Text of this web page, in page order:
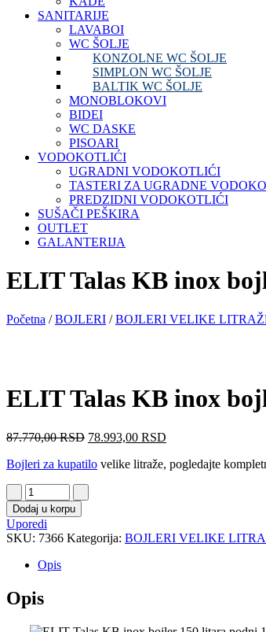
SANITARIJE
LAVABOI
WC ŠOLJE
KONZOLNE WC ŠOLJE
SIMPLON WC ŠOLJE
BALTIK WC ŠOLJE
MONOBLOKOVI
BIDEI
WC DASKE
PISOARI
VODOKOTLIĆI
UGRADNI VODOKOTLIĆI
TASTERI ZA UGRADNE
PREDZIDNI VODOKOTLIĆI
SUŠAČI PEŠKIRA
OUTLET
GALANTERIJA
ELIT Talas KB inox
Početna /BOJLERI /BOJLERI VELIKE
ELIT Talas KB inox
87.770,00RSD 78.993,00 RSD
Bojleri za kupatilo velike litraže, pogledajte
Dodaj u korpu
Uporedi
SKU: 7366 Kategorija: BOJLERI VELIKE
Opis
Opis